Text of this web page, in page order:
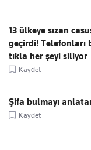
13 ülkeye sızan
geçirdi! Telefonları
tıkla her şeyi siliyor
Kaydet
Şifa bulmayı
Kaydet